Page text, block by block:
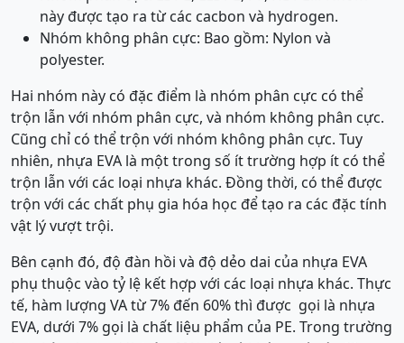
này được tạo ra từ các cacbon và hydrogen.
Nhóm không phân cực: Bao gồm: Nylon và
polyester.
Hai nhóm này có đặc điểm là nhóm phân cực có thể
trộn lẫn với nhóm phân cực, và nhóm không phân cực.
Cũng chỉ có thể trộn với nhóm không phân cực. Tuy
nhiên, nhựa EVA là một trong số ít trường hợp ít có thể
trộn lẫn với các loại nhựa khác. Đồng thời, có thể được
trộn với các chất phụ gia hóa học để tạo ra các đặc tính
vật lý vượt trội.
Bên cạnh đó, độ đàn hồi và độ dẻo dai của nhựa EVA
phụ thuộc vào tỷ lệ kết hợp với các loại nhựa khác. Thực
tế, hàm lượng VA từ 7% đến 60% thì được gọi là nhựa
EVA, dưới 7% gọi là chất liệu phẩm của PE. Trong trường